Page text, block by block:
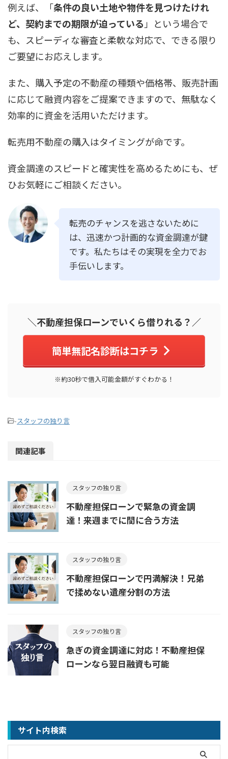
例えば、「条件の良い土地や物件を見つけたけれ
ど、契約までの期限が迫っている」という場合で
も、スピーディな審査と柔軟な対応で、できる限り
ご要望にお応えします。
また、購入予定の不動産の種類や価格帯、販売計画
に応じて融資内容をご提案できますので、無駄なく
効率的に資金を活用いただけます。
転売用不動産の購入はタイミングが命です。
資金調達のスピードと確実性を高めるためにも、ぜ
ひお気軽にご相談ください。
転売のチャンスを逃さないために
は、迅速かつ計画的な資金調達が鍵
です。私たちはその実現を全力でお
手伝いします。
＼不動産担保ローンでいくら借りれる？／
簡単無記名診断はコチラ
※約30秒で借入可能金額がすぐわかる！
-スタッフの独り言
関連記事
スタッフの独り言
不動産担保ローンで緊急の資金調
達！来週までに間に合う方法
スタッフの独り言
不動産担保ローンで円満解決！兄弟
で揉めない遺産分割の方法
スタッフの独り言
急ぎの資金調達に対応！不動産担保
ローンなら翌日融資も可能
サイト内検索